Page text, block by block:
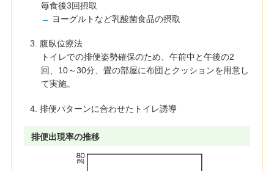
毎食後3回摂取
→ ヨーグルトなど乳酸菌食品の摂取
3. 腹臥位療法
トイレでの排便姿勢確保のため、午前中と午後の2
回、10～30分、畳の部屋に布団とクッションを用意し
て実施。
4. 排便パターンに合わせたトイレ誘導
排便出現率の推移